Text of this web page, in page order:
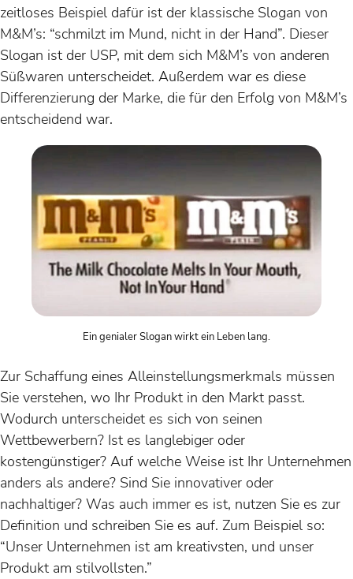
zeitloses Beispiel dafür ist der klassische Slogan von
M&M’s: “schmilzt im Mund, nicht in der Hand”. Dieser
Slogan ist der USP, mit dem sich M&M’s von anderen
Süßwaren unterscheidet. Außerdem war es diese
Differenzierung der Marke, die für den Erfolg von M&M’s
entscheidend war.
Ein genialer Slogan wirkt ein Leben lang.
Zur Schaffung eines Alleinstellungsmerkmals müssen
Sie verstehen, wo Ihr Produkt in den Markt passt.
Wodurch unterscheidet es sich von seinen
Wettbewerbern? Ist es langlebiger oder
kostengünstiger? Auf welche Weise ist Ihr Unternehmen
anders als andere? Sind Sie innovativer oder
nachhaltiger? Was auch immer es ist, nutzen Sie es zur
Definition und schreiben Sie es auf. Zum Beispiel so:
“Unser Unternehmen ist am kreativsten, und unser
Produkt am stilvollsten.”